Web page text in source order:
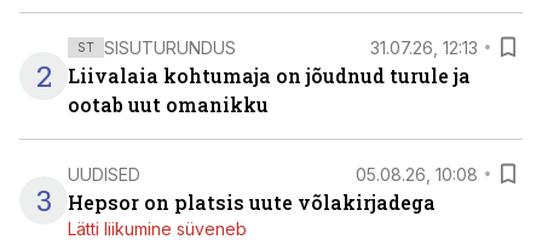
2
ST SISUTURUNDUS 31.07.26, 12:13
Liivalaia kohtumaja on jõudnud turule ja
ootab uut omanikku
3
UUDISED 05.08.26, 10:08
Hepsor on platsis uute võlakirjadega
Lätti liikumine süveneb